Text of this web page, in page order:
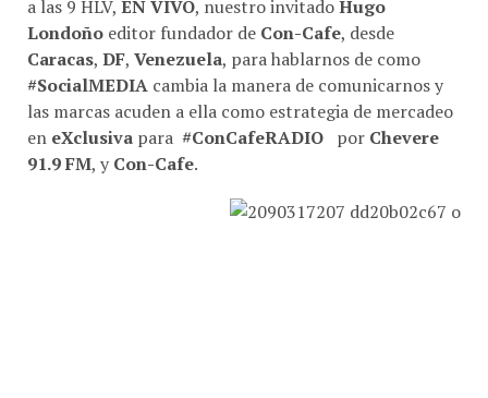
Londoñoeditor fundador deCon-Cafe, desde
Caracas,DF,Venezuela, para hablarnos de como
#SocialMEDIAcambia la manera de comunicarnos y
las marcas acuden a ella como estrategia de mercadeo
en eXclusivapara#ConCafeRADIOporChevere
91.9 FM, yCon-Cafe.